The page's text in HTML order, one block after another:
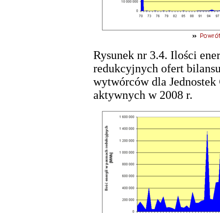
Rysunek nr 3.4. Ilości
redukcyjnych ofert
wytwórców dla
aktywnych w 2008 r.